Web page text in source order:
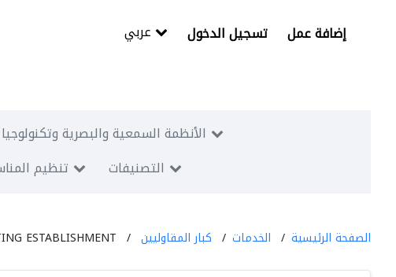
تسجيل الدخول إضافة عمل
الأنظمة السمعية والبصرية
تنظيم التصنيفات
الصفحة الرئيسية الخدمات كبار المقاوليين ESTABLISHMENT